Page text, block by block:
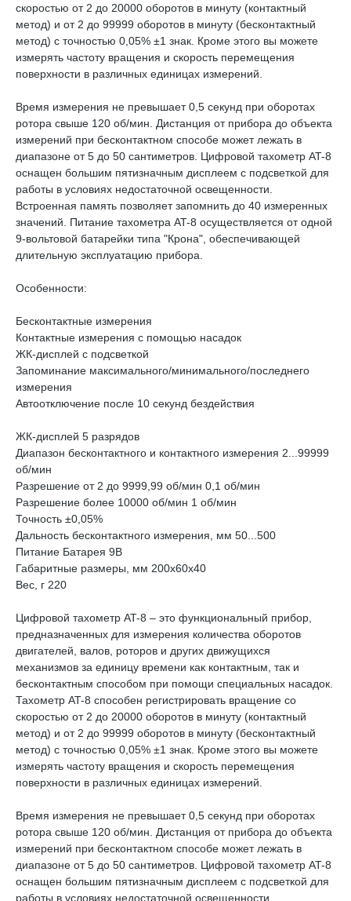
скоростью от 2 до 20000 оборотов в минуту (контактный
метод) и от 2 до 99999 оборотов в минуту (бесконтактный
метод) с точностью 0,05% ±1 знак. Кроме этого вы можете
измерять частоту вращения и скорость перемещения
поверхности в различных единицах измерений.
Время измерения не превышает 0,5 секунд при оборотах
ротора свыше 120 об/мин. Дистанция от прибора до объекта
измерений при бесконтактном способе может лежать в
диапазоне от 5 до 50 сантиметров. Цифровой тахометр AT-8
оснащен большим пятизначным дисплеем с подсветкой для
работы в условиях недостаточной освещенности.
Встроенная память позволяет запомнить до 40 измеренных
значений. Питание тахометра AT-8 осуществляется от одной
9-вольтовой батарейки типа "Крона", обеспечивающей
длительную эксплуатацию прибора.
Особенности:
Бесконтактные измерения
Контактные измерения с помощью насадок
ЖК-дисплей с подсветкой
Запоминание максимального/минимального/последнего
измерения
Автоотключение после 10 секунд бездействия
ЖК-дисплей 5 разрядов
Диапазон бесконтактного и контактного измерения 2...99999
об/мин
Разрешение от 2 до 9999,99 об/мин 0,1 об/мин
Разрешение более 10000 об/мин 1 об/мин
Точность ±0,05%
Дальность бесконтактного измерения, мм 50...500
Питание Батарея 9В
Габаритные размеры, мм 200x60x40
Вес, г 220
Цифровой тахометр AT-8 – это функциональный прибор,
предназначенных для измерения количества оборотов
двигателей, валов, роторов и других движущихся
механизмов за единицу времени как контактным, так и
бесконтактным способом при помощи специальных насадок.
Тахометр AT-8 способен регистрировать вращение со
скоростью от 2 до 20000 оборотов в минуту (контактный
метод) и от 2 до 99999 оборотов в минуту (бесконтактный
метод) с точностью 0,05% ±1 знак. Кроме этого вы можете
измерять частоту вращения и скорость перемещения
поверхности в различных единицах измерений.
Время измерения не превышает 0,5 секунд при оборотах
ротора свыше 120 об/мин. Дистанция от прибора до объекта
измерений при бесконтактном способе может лежать в
диапазоне от 5 до 50 сантиметров. Цифровой тахометр AT-8
оснащен большим пятизначным дисплеем с подсветкой для
работы в условиях недостаточной освещенности.